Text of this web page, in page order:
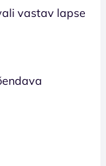
vastav lapse